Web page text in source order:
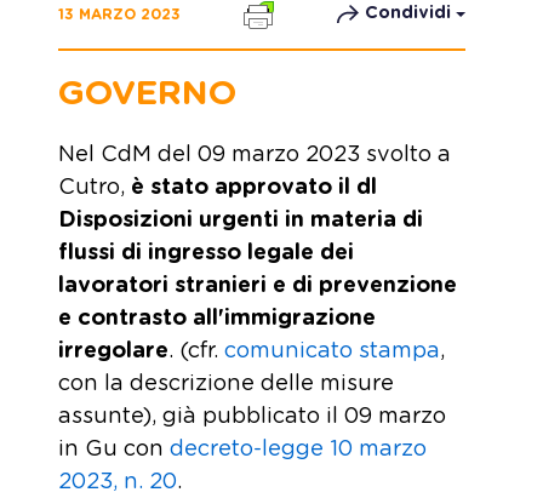
13 MARZO 2023 Condividi
GOVERNO
Nel CdM del 09 marzo 2023 svolto a
Cutro, è stato approvato il dl
Disposizioni urgenti in materia di
flussi di ingresso legale dei
lavoratori stranieri e di prevenzione
e contrasto all'immigrazione
irregolare. (cfr. comunicato stampa,
con la descrizione delle misure
assunte), già pubblicato il 09 marzo
in Gu con decreto-legge 10 marzo
2023, n. 20.